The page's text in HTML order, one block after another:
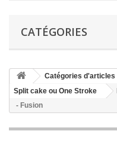
CATÉGORIES
Catégories d'articles
Split cake ou One Stroke
- Fusion